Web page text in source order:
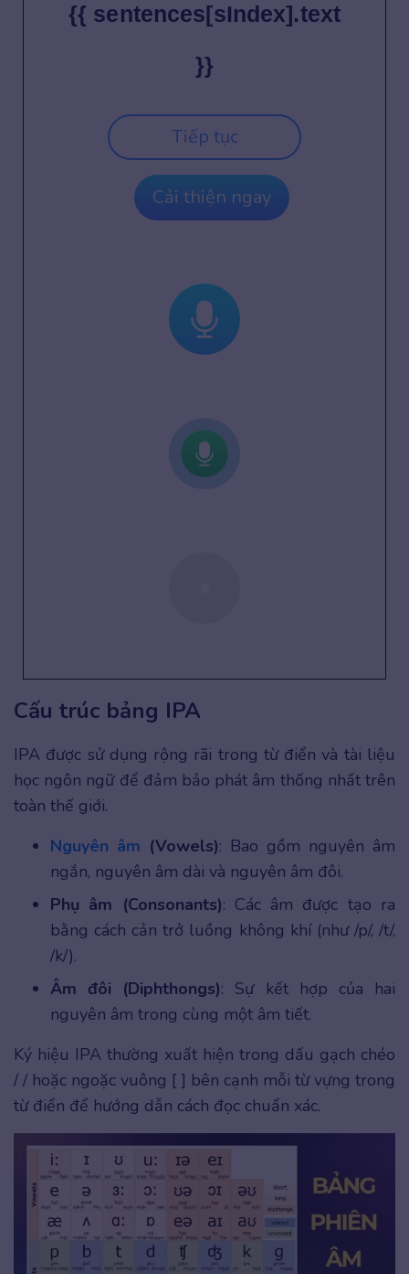
{{ sentences[sIndex].text
}}
Tiếp tục
Cải thiện ngay
Cấu trúc bảng IPA
IPA được sử dụng rộng rãi trong từ điển và tài liệu
học ngôn ngữ để đảm bảo phát âm thống nhất trên
toàn thế giới.
Nguyên âm (Vowels): Bao gồm nguyên âm
ngắn, nguyên âm dài và nguyên âm đôi.
Phụ âm (Consonants): Các âm được tạo ra
bằng cách cản trở luồng không khí (như /p/, /t/,
/k/).
Âm đôi (Diphthongs): Sự kết hợp của hai
nguyên âm trong cùng một âm tiết.
Ký hiệu IPA thường xuất hiện trong dấu gạch chéo
/ / hoặc ngoặc vuông [ ] bên cạnh mỗi từ vựng trong
từ điển để hướng dẫn cách đọc chuẩn xác.